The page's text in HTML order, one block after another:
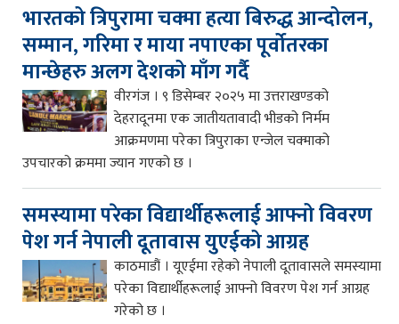
भारतको त्रिपुरामा चक्मा हत्या बिरुद्ध आन्दोलन,
सम्मान, गरिमा र माया नपाएका पूर्वोतरका
मान्छेहरु अलग देशको माँग गर्दै
वीरगंज । ९ डिसेम्बर २०२५ मा उत्तराखण्डको
देहरादूनमा एक जातीयतावादी भीडको निर्मम
आक्रमणमा परेका त्रिपुराका एन्जेल चक्माको
उपचारको क्रममा ज्यान गएको छ ।
समस्यामा परेका विद्यार्थीहरूलाई आफ्नो विवरण
पेश गर्न नेपाली दूतावास युएईको आग्रह
काठमाडौं । यूएईमा रहेको नेपाली दूतावासले समस्यामा
परेका विद्यार्थीहरूलाई आफ्नो विवरण पेश गर्न आग्रह
गरेको छ ।